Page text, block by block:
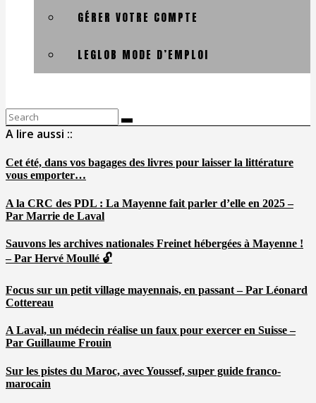
GÉRER VOTRE COMPTE
LEGLOB MODE D’EMPLOI
Search
for:
A lire aussi ::
Cet été, dans vos bagages des livres pour laisser la littérature
vous emporter…
A la CRC des PDL : La Mayenne fait parler d’elle en 2025 –
Par Marrie de Laval
Sauvons les archives nationales Freinet hébergées à Mayenne !
– Par Hervé Moullé 🔓
Focus sur un petit village mayennais, en passant – Par Léonard
Cottereau
A Laval, un médecin réalise un faux pour exercer en Suisse –
Par Guillaume Frouin
Sur les pistes du Maroc, avec Youssef, super guide franco-
marocain